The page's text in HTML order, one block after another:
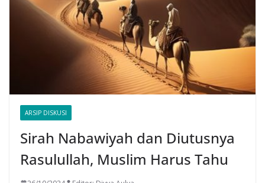
ARSIP DISKUSI
Sirah Nabawiyah dan Diutusnya
Rasulullah, Muslim Harus Tahu